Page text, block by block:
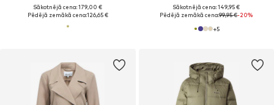
Sākotnējā cena: 179,00 €
Pēdējā zemākā cena:126,65 €
Sākotnējā cena: 149,95 €
Pēdējā zemākā cena:99,95 €-20%
+5